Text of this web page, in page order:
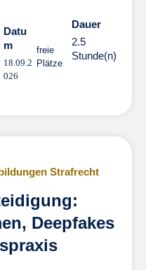
Datu
m
18.09.2
026
freie
Plätze
Dauer
2.5
Stunde(n)
Strafrecht
Deepfakes